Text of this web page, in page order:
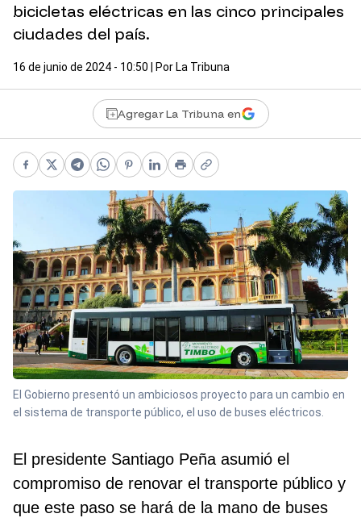
bicicletas eléctricas en las cinco principales
ciudades del país.
16 de junio de 2024 - 10:50 | Por La Tribuna
Agregar La Tribuna en
Facebook
X Telegram
WhatsApp
Pinterest
LinkedIn
PrintCopy link
El Gobierno presentó un ambiciosos proyecto para un cambio en
el sistema de transporte público, el uso de buses eléctricos.
El presidente Santiago Peña asumió el
compromiso de renovar el transporte público y
que este paso se hará de la mano de buses